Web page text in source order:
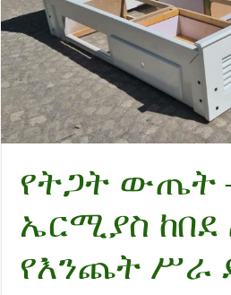
የትጋት ውጤት
ኤርሚያስ ከበደ
የእንጨት ሥራ